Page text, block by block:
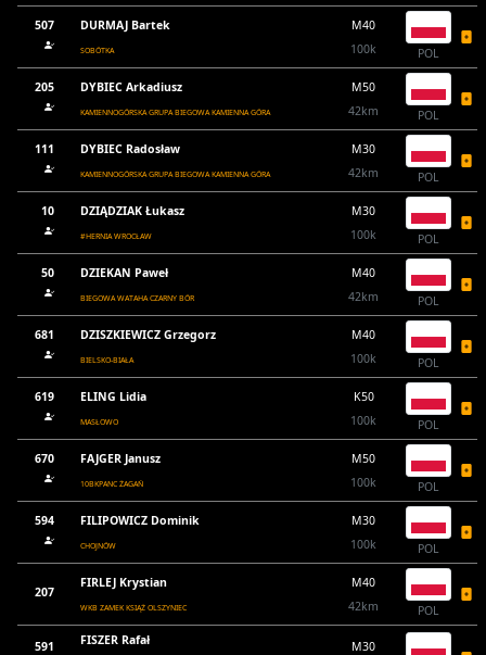
507 DURMAJ Bartek
SOBÓTKA
M40
100k
POL
205 DYBIEC Arkadiusz
KAMIENNOGÓRSKA GRUPA BIEGOWA KAMIENNA GÓRA
M50
42km
POL
111 DYBIEC Radosław
KAMIENNOGÓRSKA GRUPA BIEGOWA KAMIENNA GÓRA
M30
42km
POL
10 DZIĄDZIAK Łukasz
#HERNIA WROCŁAW
M30
100k
POL
50 DZIEKAN Paweł
BIEGOWA WATAHA CZARNY BÓR
M40
42km
POL
681 DZISZKIEWICZ Grzegorz
BIELSKO-BIAŁA
M40
100k
POL
619 ELING Lidia
MASŁOWO
K50
100k
POL
670 FAJGER Janusz
10BKPANC ŻAGAŃ
M50
100k
POL
594 FILIPOWICZ Dominik
CHOJNÓW
M30
100k
POL
207
FIRLEJ Krystian
WKB ZAMEK KSIĄŻ OLSZYNIEC
M40
42km
POL
591 FISZER Rafał
M30